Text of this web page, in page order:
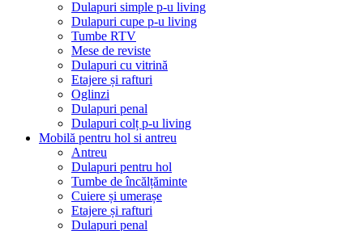
Dulapuri simple p-u living
Dulapuri cupe p-u living
Tumbe RTV
Mese de reviste
Dulapuri cu vitrină
Etajere și rafturi
Oglinzi
Dulapuri penal
Dulapuri colț p-u living
Mobilă pentru hol si antreu
Antreu
Dulapuri pentru hol
Tumbe de încălțăminte
Cuiere și umerașe
Etajere și rafturi
Dulapuri penal